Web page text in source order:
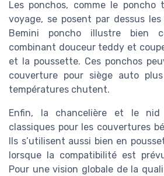
Les ponchos, comme le poncho
voyage, se posent par dessus
Bemini poncho illustre bien
combinant douceur teddy et
et la poussette. Ces ponchos
couverture pour siège auto
températures chutent.
Enfin, la chancelière et le
classiques pour les couvertures
Ils s’utilisent aussi bien en
lorsque la compatibilité est
Pour une vision globale de la